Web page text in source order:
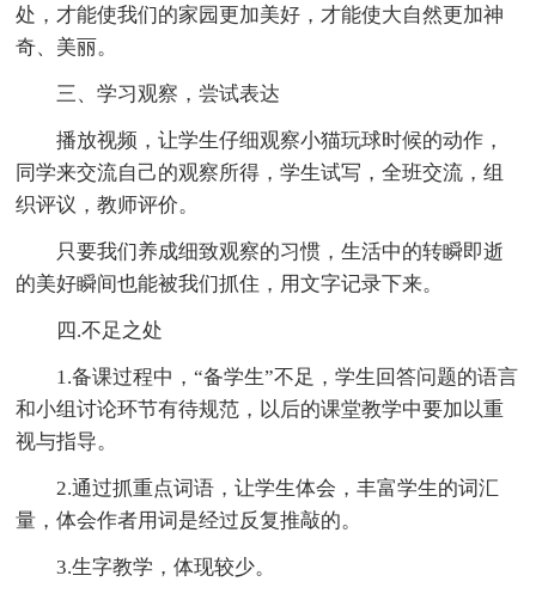
处，才能使我们的家园更加美好，才能使大自然更加神
奇、美丽。
三、学习观察，尝试表达
播放视频，让学生仔细观察小猫玩球时候的动作，
同学来交流自己的观察所得，学生试写，全班交流，组
织评议，教师评价。
只要我们养成细致观察的习惯，生活中的转瞬即逝
的美好瞬间也能被我们抓住，用文字记录下来。
四.不足之处
1.备课过程中，“备学生”不足，学生回答问题的语言
和小组讨论环节有待规范，以后的课堂教学中要加以重
视与指导。
2.通过抓重点词语，让学生体会，丰富学生的词汇
量，体会作者用词是经过反复推敲的。
3.生字教学，体现较少。